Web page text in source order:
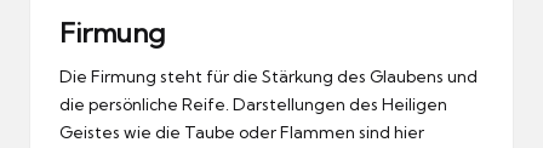
Firmung
Die Firmung steht für die Stärkung des Glaubens und
die persönliche Reife. Darstellungen des Heiligen
Geistes wie die Taube oder Flammen sind hier